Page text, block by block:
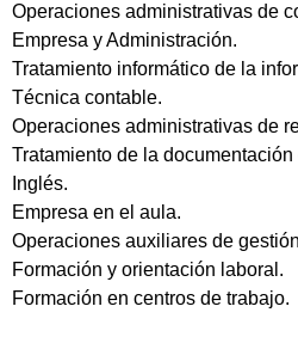
Operaciones administrativas de
Empresa y Administración.
Tratamiento informático de la
Técnica contable.
Operaciones administrativas de
Tratamiento de la documentación
Inglés.
Empresa en el aula.
Operaciones auxiliares de
Formación y orientación laboral.
Formación en centros de trabajo.